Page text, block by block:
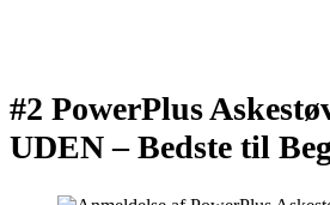
#2 PowerPlus
UDEN –Bedste til